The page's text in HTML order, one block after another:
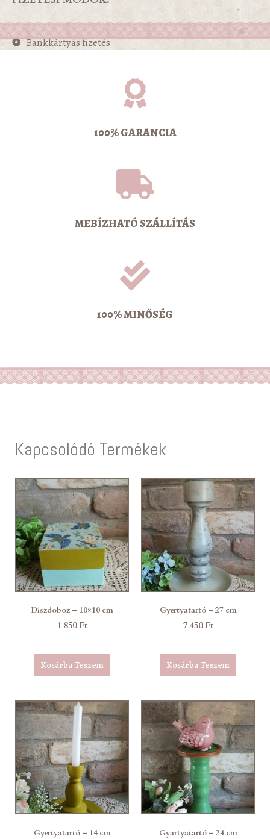
Bankkártyás fizetés
100% GARANCIA
MEBÍZHATÓ SZÁLLÍTÁS
100% MINŐSÉG
Kapcsolódó Termékek
Díszdoboz – 10×10 cm
1 850 Ft
Kosárba Teszem
Gyertyatartó – 27 cm
7 450 Ft
Kosárba Teszem
Gyertyatartó – 14 cm Gyartyatartó – 24 cm